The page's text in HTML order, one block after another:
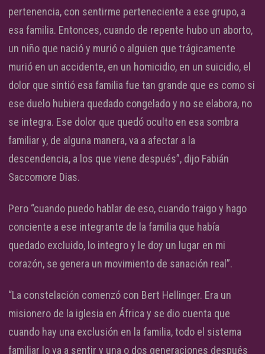
pertenencia, con sentirme perteneciente a ese grupo, a
esa familia. Entonces, cuando de repente hubo un aborto,
un niño que nació y murió o alguien que trágicamente
murió en un accidente, en un homicidio, en un suicidio, el
dolor que sintió esa familia fue tan grande que es como si
ese duelo hubiera quedado congelado y no se elabora, no
se integra. Ese dolor que quedó oculto en esa sombra
familiar y, de alguna manera, va a afectar a la
descendencia, a los que viene después”, dijo Fabián
Saccomore Dias.
Pero “cuando puedo hablar de eso, cuando traigo y hago
conciente a ese integrante de la familia que había
quedado excluido, lo integro y le doy un lugar en mi
corazón, se genera un movimiento de sanación real”.
“La constelación comenzó con Bert Hellinger. Era un
misionero de la iglesia en África y se dio cuenta que
cuando hay una exclusión en la familia, todo el sistema
familiar lo va a sentir y una o dos generaciones después